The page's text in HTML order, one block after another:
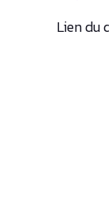
Lien du